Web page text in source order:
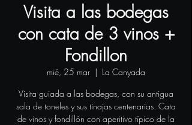
Visita a las bodegas
con cata de 3 vinos +
Fondillon
mié, 25 mar
  |
La Canyada
Visita guiada a las bodegas, con su antigua
sala de toneles y sus tinajas centenarias. Cata
de vinos y fondillón con aperitivo típico de la